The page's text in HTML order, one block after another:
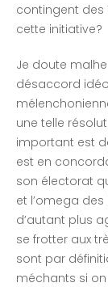
contingent des
cette initiative?
Je doute
désaccord
une telle
important est
est en
son électorat
et l’omega
d’autant plus
se frotter aux
sont par
méchants si on